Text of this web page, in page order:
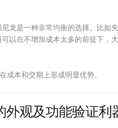
龙是一种非常均衡的选择。比如
以在不增加成本太多的前提下，
成本和交期上形成明显优势。
外观及功能验证利